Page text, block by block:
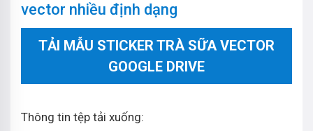
vector nhiều định dạng
TẢI MẪU STICKER TRÀ SỮA VECTOR
GOOGLE DRIVE
Thông tin tệp tải xuống: